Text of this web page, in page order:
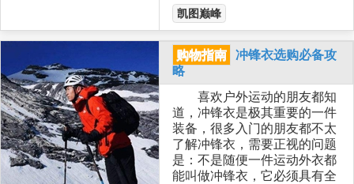
凯图巅峰
购物指南
冲锋衣选购必备攻
略
喜欢户外运动的朋友都知
道，冲锋衣是极其重要的一件
装备，很多入门的朋友都不太
了解冲锋衣，需要正视的问题
是：不是随便一件运动外衣都
能叫做冲锋衣，它必须具有全